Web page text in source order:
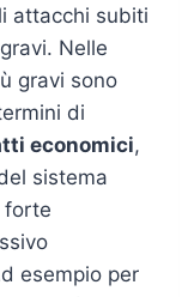
attacchi subiti
Nelle
gravi sono
di
economici,
sistema
forte
esempio per